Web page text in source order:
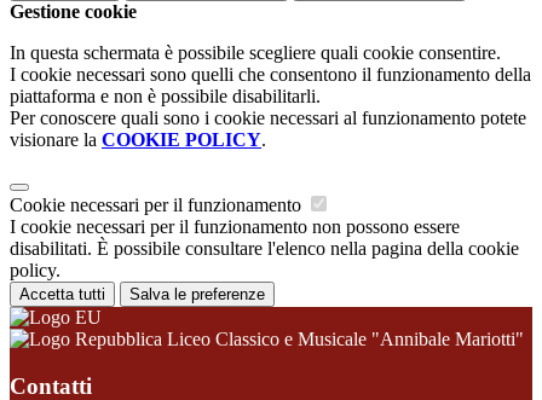
Gestione cookie
In questa schermata è possibile scegliere quali cookie consentire.
I cookie necessari sono quelli che consentono il funzionamento della
piattaforma e non è possibile disabilitarli.
Per conoscere quali sono i cookie necessari al funzionamento potete
visionare la COOKIE POLICY.
Cookie necessari per il funzionamento
I cookie necessari per il funzionamento non possono essere
disabilitati. È possibile consultare l'elenco nella pagina della cookie
policy.
Accetta tutti Salva le preferenze
Liceo Classico e Musicale "Annibale Mariotti"
Contatti